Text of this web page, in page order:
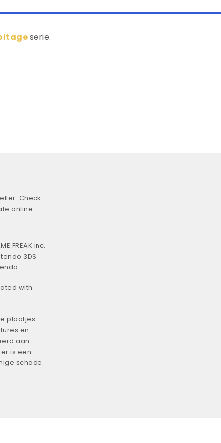
serie.
Check
online
FREAK inc.
3DS,
with
plaatjes
en
aan
is een
schade.